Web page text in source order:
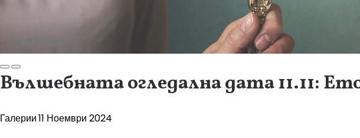
Вълшебната огледална дата 11.11:
Галерии11 Ноември 2024